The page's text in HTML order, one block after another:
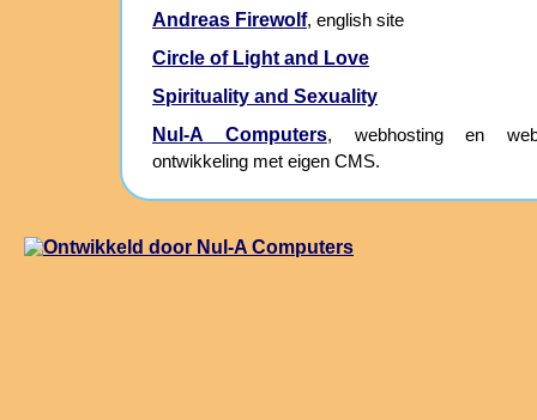
Andreas Firewolf, english site
Circle of Light and Love
Spirituality and Sexuality
Nul-A Computers, webhosting en
ontwikkeling met eigen CMS.